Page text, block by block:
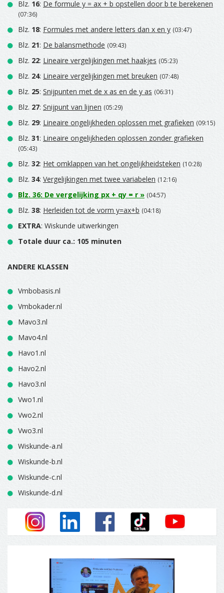
Blz. 16: De formule y = ax + b opstellen door b te berekenen
(07:36)
Blz. 18: Formules met andere letters dan x en y (03:47)
Blz. 21: De balansmethode (09:43)
Blz. 22: Lineaire vergelijkingen met haakjes (05:23)
Blz. 24: Lineaire vergelijkingen met breuken (07:48)
Blz. 25: Snijpunten met de x as en de y as (06:31)
Blz. 27: Snijpunt van lijnen (05:29)
Blz. 29: Lineaire ongelijkheden oplossen met grafieken (09:15)
Blz. 31: Lineaire ongelijkheden oplossen zonder grafieken
(05:43)
Blz. 32: Het omklappen van het ongelijkheidsteken (10:28)
Blz. 34: Vergelijkingen met twee variabelen (12:16)
Blz. 36: De vergelijking px + qy = r » (04:57)
Blz. 38: Herleiden tot de vorm y=ax+b (04:18)
EXTRA: Wiskunde uitwerkingen
Totale duur ca.: 105 minuten
ANDERE KLASSEN
Vmbobasis.nl
Vmbokader.nl
Mavo3.nl
Mavo4.nl
Havo1.nl
Havo2.nl
Havo3.nl
Vwo1.nl
Vwo2.nl
Vwo3.nl
Wiskunde-a.nl
Wiskunde-b.nl
Wiskunde-c.nl
Wiskunde-d.nl